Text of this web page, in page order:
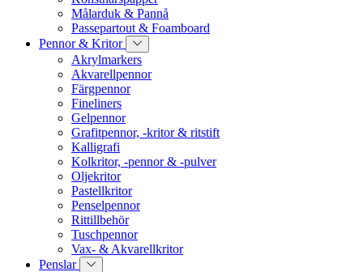
Målarduk & Pannå
Passepartout & Foamboard
Pennor & Kritor
Akrylmarkers
Akvarellpennor
Färgpennor
Fineliners
Gelpennor
Grafitpennor, -kritor & ritstift
Kalligrafi
Kolkritor, -pennor & -pulver
Oljekritor
Pastellkritor
Penselpennor
Rittillbehör
Tuschpennor
Vax- & Akvarellkritor
Penslar